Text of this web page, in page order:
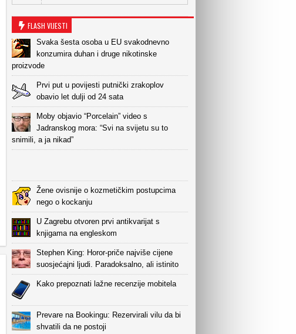
FLASH VIJESTI
Svaka šesta osoba u EU svakodnevno
konzumira duhan i druge nikotinske
proizvode
Prvi put u povijesti putnički zrakoplov
obavio let dulji od 24 sata
Moby objavio “Porcelain” video s
Jadranskog mora: “Svi na svijetu su to
snimili, a ja nikad”
Žene ovisnije o kozmetičkim postupcima
nego o kockanju
U Zagrebu otvoren prvi antikvarijat s
knjigama na engleskom
Stephen King: Horor-priče najviše cijene
suosjećajni ljudi. Paradoksalno, ali istinito
Kako prepoznati lažne recenzije mobitela
Prevare na Bookingu: Rezervirali vilu da bi
shvatili da ne postoji